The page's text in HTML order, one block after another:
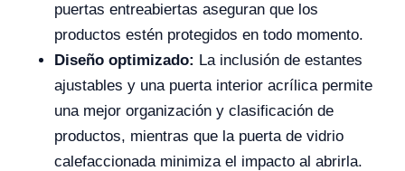
puertas entreabiertas aseguran que los
productos estén protegidos en todo momento.
Diseño optimizado: La inclusión de estantes
ajustables y una puerta interior acrílica permite
una mejor organización y clasificación de
productos, mientras que la puerta de vidrio
calefaccionada minimiza el impacto al abrirla.